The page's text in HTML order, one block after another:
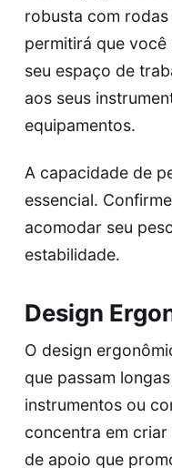
robusta com
permitirá que você
seu espaço de
aos seus
equipamentos.
A capacidade de
essencial.
acomodar seu
estabilidade.
Design
O design
que passam
instrumentos ou
concentra em
de apoio que